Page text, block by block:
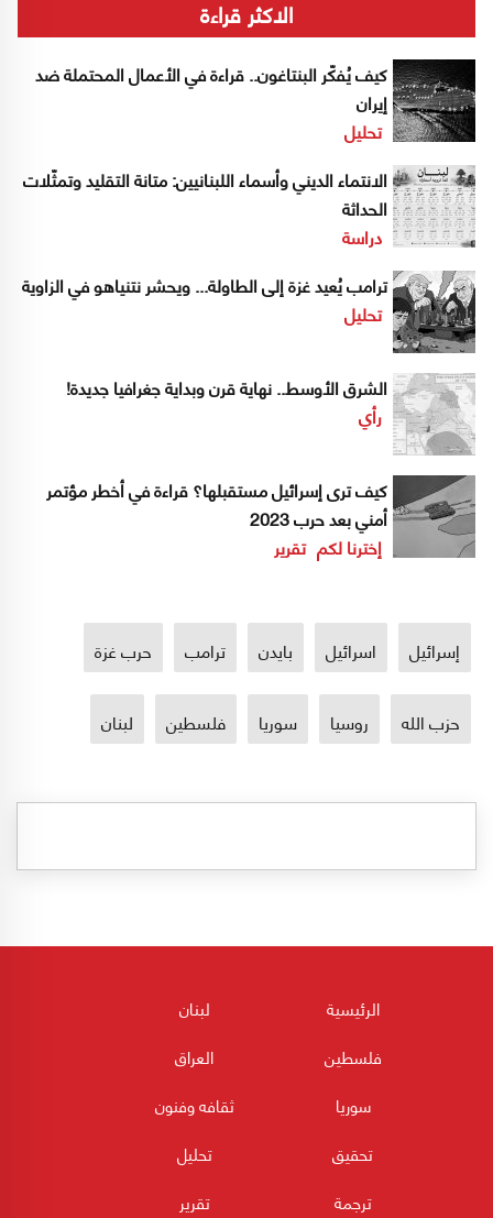
الاكثر قراءة
كيف يُفكّر البنتاغون.. قراءة في الأعمال المحتملة ضد
إيران
تحليل
الانتماء الديني وأسماء اللبنانيين: متانة التقليد وتمثّلات
الحداثة
دراسة
ترامب يُعيد غزة إلى الطاولة... ويحشر نتنياهو في الزاوية
تحليل
الشرق الأوسط.. نهاية قرن وبداية جغرافيا جديدة!
رأي
كيف ترى إسرائيل مستقبلها؟ قراءة في أخطر مؤتمر
أمني بعد حرب 2023
إخترنا لكم تقرير
إسرائيل اسرائيل بايدن ترامب حرب غزة
حزب الله روسيا سوريا فلسطين لبنان
الرئيسية
لبنان
فلسطين
العراق
سوريا
ثقافه وفنون
تحقيق
تحليل
ترجمة
تقرير